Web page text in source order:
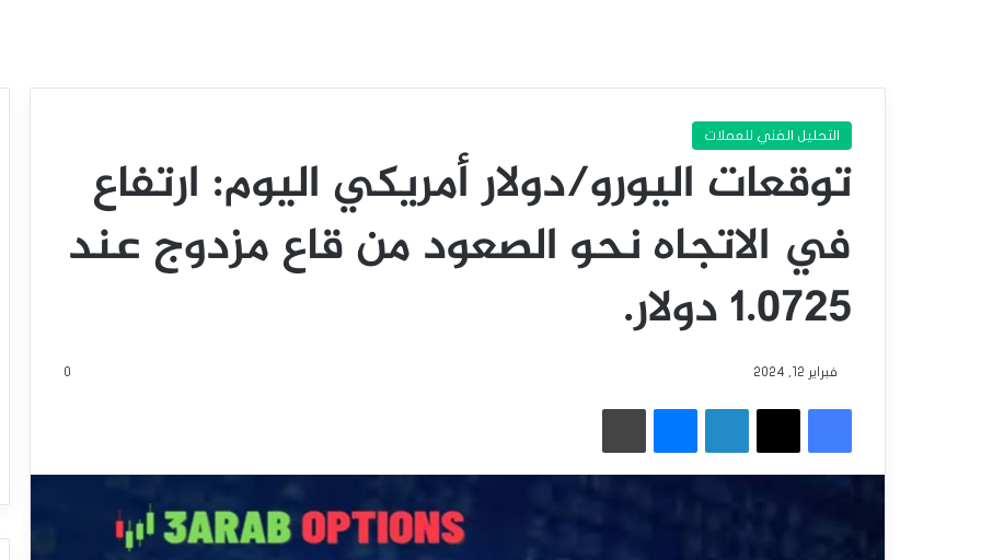
التحليل الفني للعملات
توقعات اليورو/دولار أمريكي اليوم: ارتفاع
في الاتجاه نحو الصعود من قاع مزدوج عند
1.0725 دولار.
فبراير 12, 2024 0
فيسبوك
‫X لينكدإن ماسنجر طباعة